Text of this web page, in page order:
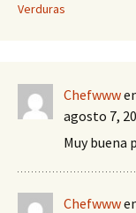
Verduras
Chefwww
agosto 7,
Muy buena
Chefwww